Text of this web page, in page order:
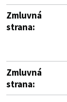
Zmluvná
strana:
Zmluvná
strana: